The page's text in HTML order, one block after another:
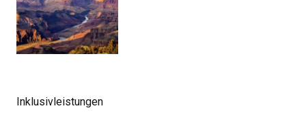
Inklusivleistungen